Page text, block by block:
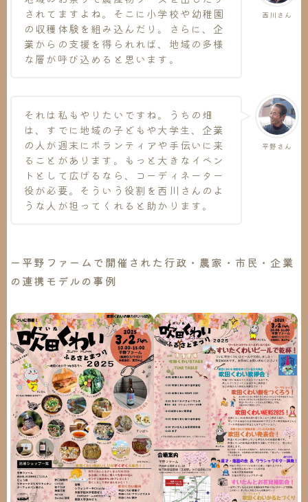
西川さん
されてますよね。そこに小学校や幼稚園
の収穫体験を組み込んだり。さらに、企
業からの支援を得られれば、地域の多様
な層が呼び込めると思います。
平野さん
それは私もやりたいですね。うちの畑
は、すでに地域の子どもや大学生、企業
の人が週末にボランティアや手伝いに来
ることがあります。もっと大きなイベン
トとして広げるなら、コーディネーター
役が必要。そういう役割を西川さんのよ
うな人が担ってくれると助かります。
ー平野ファームで開催された 行政・農家・市民・企業
の連携モデルの事例